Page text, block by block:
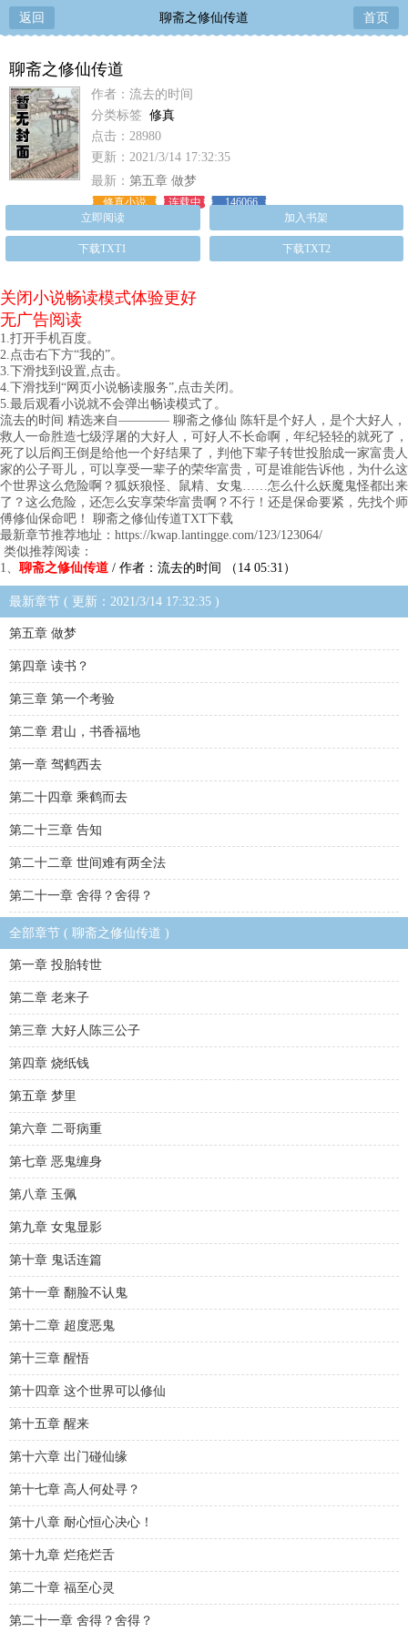
返回 聊斋之修仙传道 首页
聊斋之修仙传道
作者：流去的时间
分类标签 修真
点击：28980
更新：2021/3/14 17:32:35
最新： 第五章 做梦
修真小说 连载中
146066
立即阅读
加入书架
下载TXT1 下载TXT2
关闭小说畅读模式体验更好
无广告阅读
1.打开手机百度。
2.点击右下方“我的”。
3.下滑找到设置,点击。
4.下滑找到“网页小说畅读服务”,点击关闭。
5.最后观看小说就不会弹出畅读模式了。
流去的时间 精选来自———— 聊斋之修仙 陈轩是个好人，是个大好人，
救人一命胜造七级浮屠的大好人，可好人不长命啊，年纪轻轻的就死了，
死了以后阎王倒是给他一个好结果了，判他下辈子转世投胎成一家富贵人
家的公子哥儿，可以享受一辈子的荣华富贵，可是谁能告诉他，为什么这
个世界这么危险啊？狐妖狼怪、鼠精、女鬼……怎么什么妖魔鬼怪都出来
了？这么危险，还怎么安享荣华富贵啊？不行！还是保命要紧，先找个师
傅修仙保命吧！ 聊斋之修仙传道TXT下载
最新章节推荐地址：https://kwap.lantingge.com/123/123064/
类似推荐阅读：
1、 聊斋之修仙传道 / 作者：流去的时间 （14 05:31）
最新章节 ( 更新：2021/3/14 17:32:35 )
第五章 做梦
第四章 读书？
第三章 第一个考验
第二章 君山，书香福地
第一章 驾鹤西去
第二十四章 乘鹤而去
第二十三章 告知
第二十二章 世间难有两全法
第二十一章 舍得？舍得？
全部章节 ( 聊斋之修仙传道 )
第一章 投胎转世
第二章 老来子
第三章 大好人陈三公子
第四章 烧纸钱
第五章 梦里
第六章 二哥病重
第七章 恶鬼缠身
第八章 玉佩
第九章 女鬼显影
第十章 鬼话连篇
第十一章 翻脸不认鬼
第十二章 超度恶鬼
第十三章 醒悟
第十四章 这个世界可以修仙
第十五章 醒来
第十六章 出门碰仙缘
第十七章 高人何处寻？
第十八章 耐心恒心决心！
第十九章 烂疮烂舌
第二十章 福至心灵
第二十一章 舍得？舍得？